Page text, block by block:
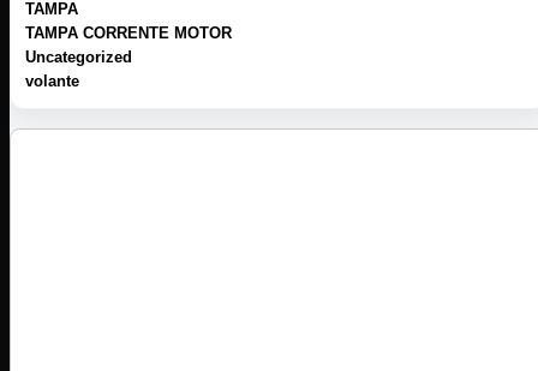
TAMPA
TAMPA CORRENTE MOTOR
Uncategorized
volante